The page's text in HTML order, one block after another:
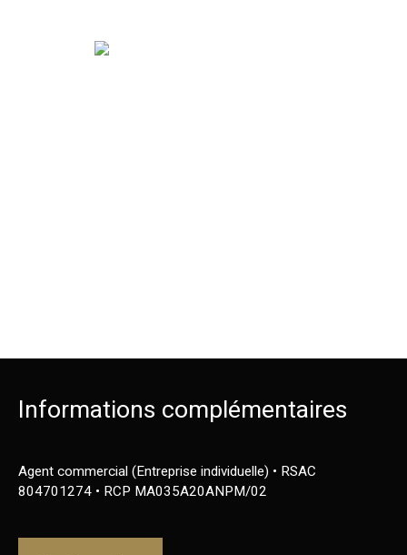
Informations complémentaires
Agent commercial (Entreprise individuelle) • RSAC
804701274 • RCP MA035A20ANPM/02